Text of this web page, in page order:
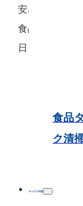
食品
ク清
サービス内容
安感は高まる
食品業界の企
日々頭を悩ま